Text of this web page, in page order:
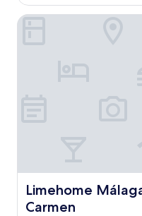
nhận
xét)
Limehome
Carmen
Limehome Málaga
Limehome Málaga Calle